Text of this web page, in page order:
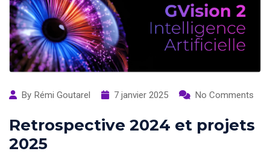
By Rémi Goutarel 7 janvier 2025 No Comments
Retrospective 2024 et projets
2025